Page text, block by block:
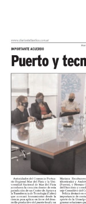
SINTESIS
Kimberley (3 ):
Rinaldi, Bacigalupe y
Mauricio Miori,
Santiago Castillo. DT:
Sol de Mayo (0):
Acha y Rafael Ríos,
Fernando
Morales.DT:Mario